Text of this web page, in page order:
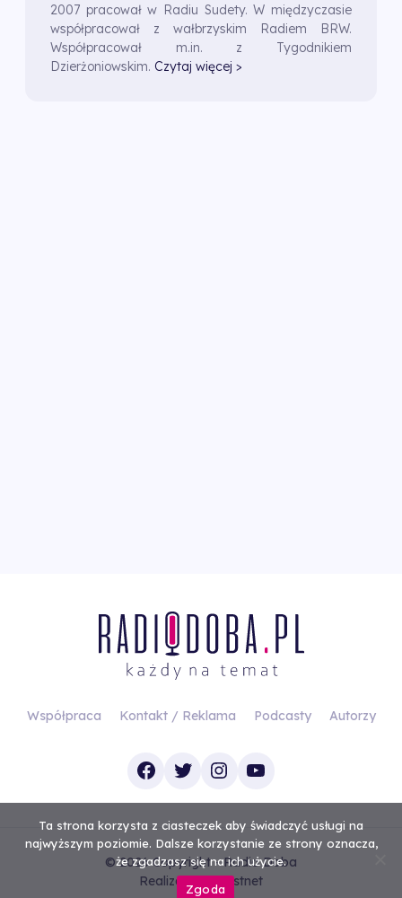
2007 pracował w Radiu Sudety. W międzyczasie
współpracował z wałbrzyskim Radiem BRW.
Współpracował m.in. z Tygodnikiem
Dzierżoniowskim. Czytaj więcej >
Współpraca Kontakt / Reklama Podcasty Autorzy
Facebook
TwitterInstagram
YouTube
© 2026 Copyright - Radio Doba
RealizacjaInvestnet
Ta strona korzysta z ciasteczek aby świadczyć usługi na
najwyższym poziomie. Dalsze korzystanie ze strony oznacza,
że zgadzasz się na ich użycie.
Zgoda